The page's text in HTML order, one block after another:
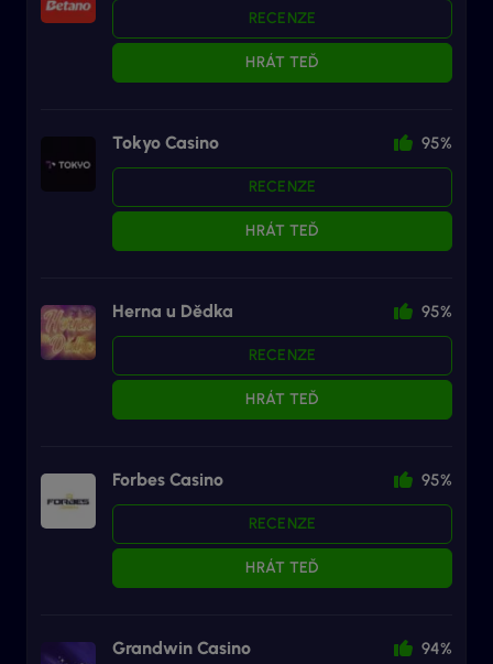
RECENZE
HRÁT TEĎ
Tokyo Casino 95%
RECENZE
HRÁT TEĎ
Herna u Dědka 95%
RECENZE
HRÁT TEĎ
Forbes Casino 95%
RECENZE
HRÁT TEĎ
Grandwin Casino 94%